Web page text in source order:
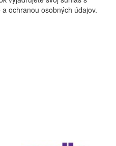
ochranou osobných údajov.